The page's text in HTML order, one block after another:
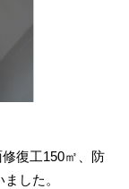
復工150㎡、防
した。